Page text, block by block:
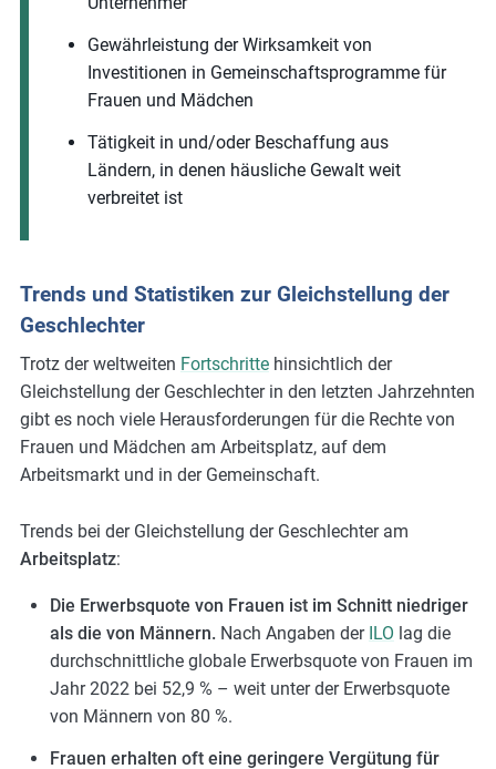
Gewährleistung der Wirksamkeit von
Investitionen in Gemeinschaftsprogramme für
Frauen und Mädchen
Tätigkeit in und/oder Beschaffung aus
Ländern, in denen häusliche Gewalt weit
verbreitet ist
Trends und Statistiken zur Gleichstellung der
Geschlechter
Trotz der weltweiten Fortschrittehinsichtlich der
Gleichstellung der Geschlechter in den letzten Jahrzehnten
gibt es noch viele Herausforderungen für die Rechte von
Frauen und Mädchen am Arbeitsplatz, auf dem
Arbeitsmarkt und in der Gemeinschaft.
Trends bei der Gleichstellung der Geschlechter am
Arbeitsplatz:
Die Erwerbsquote von Frauen ist im Schnitt niedriger
als die von Männern. Nach Angaben der ILO lag die
durchschnittliche globale Erwerbsquote von Frauen im
Jahr 2022 bei 52,9 % – weit unter der Erwerbsquote
von Männern von 80 %.
Frauen erhalten oft eine geringere Vergütung für